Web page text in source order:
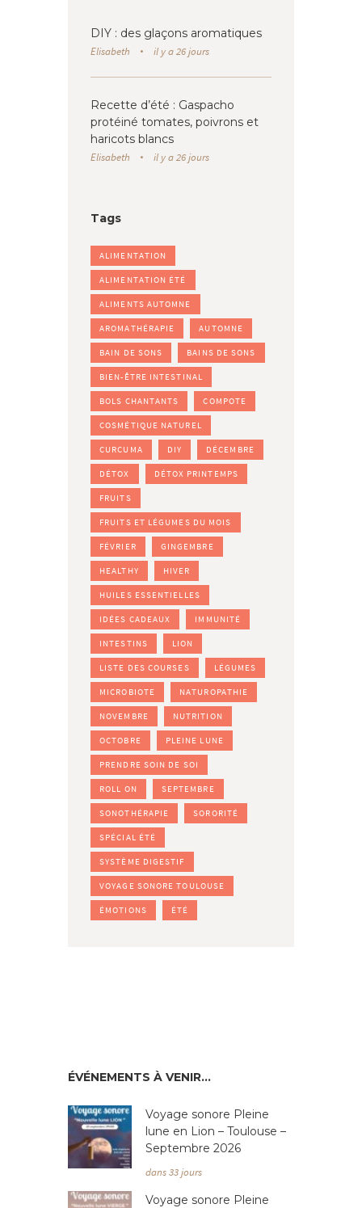
DIY : des glaçons aromatiques
Elisabeth il y a 26 jours
Recette d’été : Gaspacho
protéiné tomates, poivrons et
haricots blancs
Elisabeth il y a 26 jours
Tags
ALIMENTATION
ALIMENTATION ÉTÉ
ALIMENTS AUTOMNE
AROMATHÉRAPIE AUTOMNE
BAIN DE SONS BAINS DE SONS
BIEN-ÊTRE INTESTINAL
BOLS CHANTANTS COMPOTE
COSMÉTIQUE NATUREL
CURCUMA DIY DÉCEMBRE
DÉTOX DÉTOX PRINTEMPS
FRUITS
FRUITS ET LÉGUMES DU MOIS
FÉVRIER GINGEMBRE
HEALTHY HIVER
HUILES ESSENTIELLES
IDÉES CADEAUX IMMUNITÉ
INTESTINS LION
LISTE DES COURSES LÉGUMES
MICROBIOTE NATUROPATHIE
NOVEMBRE NUTRITION
OCTOBRE PLEINE LUNE
PRENDRE SOIN DE SOI
ROLL ON SEPTEMBRE
SONOTHÉRAPIE SORORITÉ
SPÉCIAL ÉTÉ
SYSTÈME DIGESTIF
VOYAGE SONORE TOULOUSE
ÉMOTIONS ÉTÉ
ÉVÉNEMENTS À VENIR…
Voyage sonore Pleine
lune en Lion – Toulouse –
Septembre 2026
dans 33 jours
Voyage sonore Pleine